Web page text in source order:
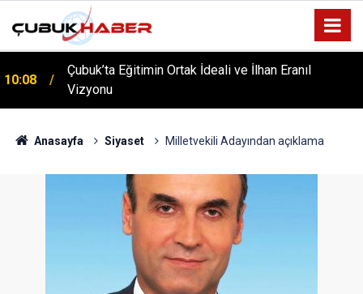
10:08
Çubuk’ta Eğitimin Ortak İdeali ve İlhan Eranıl
12:06
ÇUBUK’TA ‘YAZA MERHABA’ COŞKUSU: Kursiyerler
Gönüllerince Eğlendi!
Anasayfa Siyaset Milletvekili Adayından açıklama